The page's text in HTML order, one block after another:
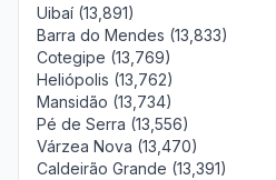
Uibaí (13,891)
Barra do Mendes (13,833)
Cotegipe (13,769)
Heliópolis (13,762)
Mansidão (13,734)
Pé de Serra (13,556)
Várzea Nova (13,470)
Caldeirão Grande (13,391)